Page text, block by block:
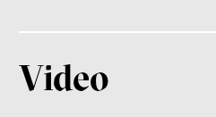
Video